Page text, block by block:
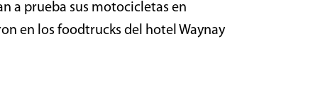
a prueba sus motocicletas en
en los foodtrucks del hotel Waynay